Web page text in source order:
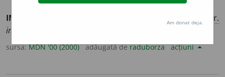
IMPETUOZIT
fr.
impétuosité
sursa:MDN '00 (2000) adăugată deraduborza acțiuni
Am donat deja.